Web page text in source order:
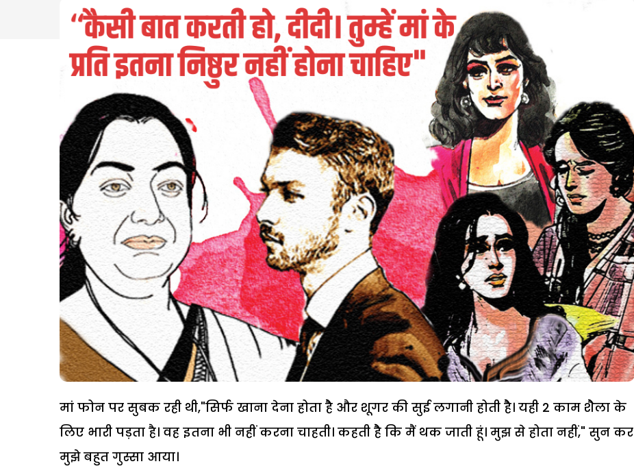
मां फोन पर सुबक रही थी,"सिर्फ खाना देना होता हेै और शूगर की सुई लगानी होती हेै। यही 2 काम शेैला के
लिए भारी पड़ता है। वह इतना भी नहीं करना चाहती। कहती हेै कि मैं थक जाती हूं। मुझ से होता नहीं," सुन कर
मुझे बहुत गुस्सा आया।